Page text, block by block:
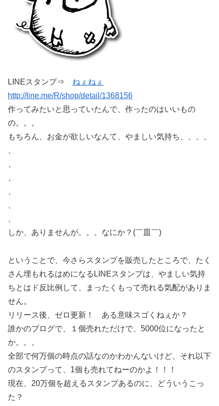
LINEスタンプ⇒ ねぇねぇ
http://line.me/R/shop/detail/1368156
作ってみたいと思っていたんで、作ったのはいいもの
の。。。
もちろん、お金が欲しいなんて、やましい気持ち、、、、
しか、ありませんが。。。なにか？(￣皿￣)
ということで、今さらスタンプを販売したところで、たく
さん埋もれるはめになるLINEスタンプは、やましい気持
ちとはド反比例して、まったくもって売れる気配がありま
せん。
リリース後、ゼロ更新！ ある意味スゴくねぇか？
誰かのブログで、１個売れただけで、5000位になったと
か。。。
全部で何万個の時点の話なのかわかんないけど、それ以下
のスタンプって、1個も売れてねーのかよ！！！
現在、20万個を超えるスタンプあるのに、どういうこっ
た？